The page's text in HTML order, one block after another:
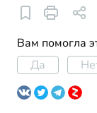
Вам помогла
Да